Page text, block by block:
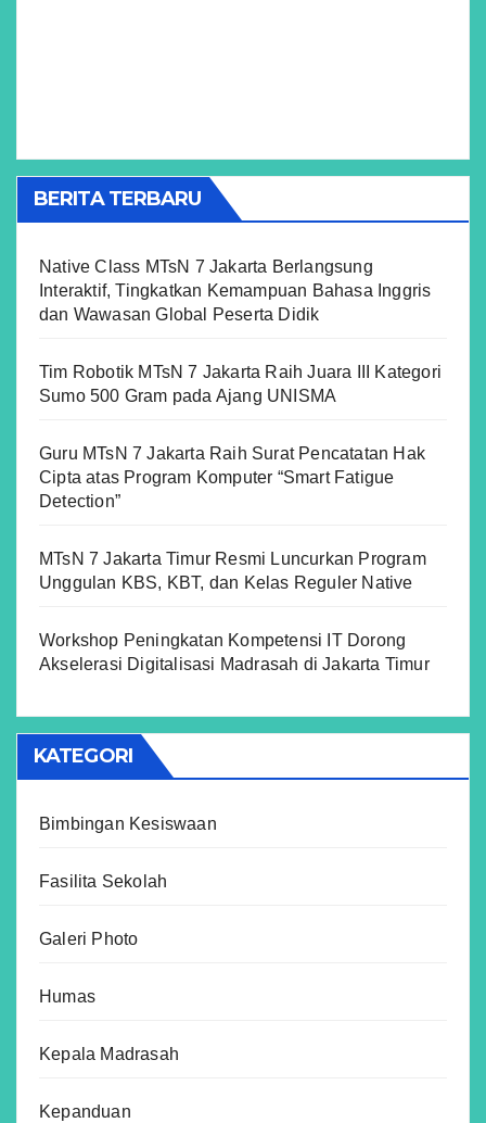
BERITA TERBARU
Native Class MTsN 7 Jakarta Berlangsung
Interaktif, Tingkatkan Kemampuan Bahasa Inggris
dan Wawasan Global Peserta Didik
Tim Robotik MTsN 7 Jakarta Raih Juara III Kategori
Sumo 500 Gram pada Ajang UNISMA
Guru MTsN 7 Jakarta Raih Surat Pencatatan Hak
Cipta atas Program Komputer “Smart Fatigue
Detection”
MTsN 7 Jakarta Timur Resmi Luncurkan Program
Unggulan KBS, KBT, dan Kelas Reguler Native
Workshop Peningkatan Kompetensi IT Dorong
Akselerasi Digitalisasi Madrasah di Jakarta Timur
KATEGORI
Bimbingan Kesiswaan
Fasilita Sekolah
Galeri Photo
Humas
Kepala Madrasah
Kepanduan